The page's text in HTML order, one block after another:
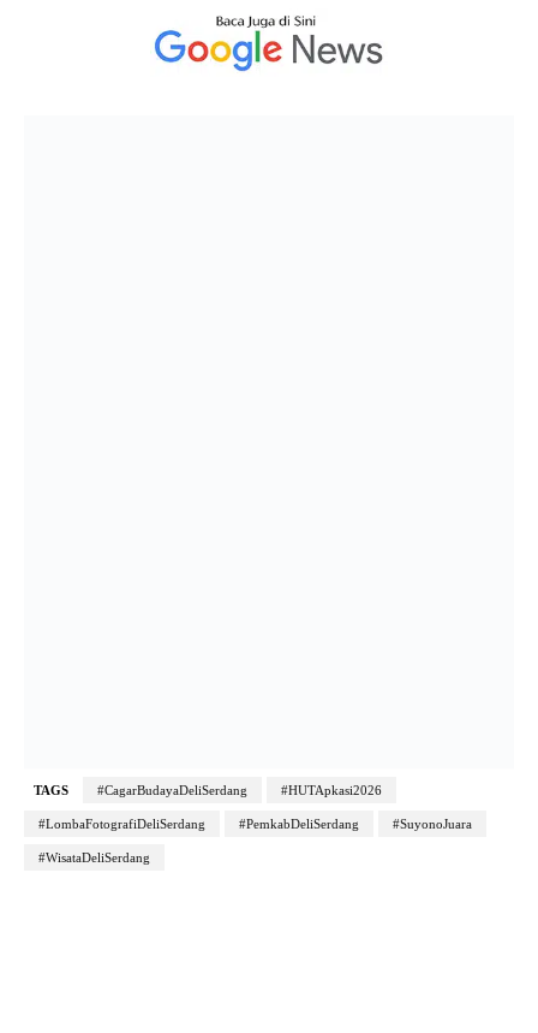
TAGS #CagarBudayaDeliSerdang #HUTApkasi2026
#LombaFotografiDeliSerdang #PemkabDeliSerdang #SuyonoJuara
#WisataDeliSerdang